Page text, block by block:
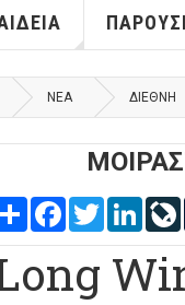
ΝΕΑ ΔΙΕΘΝΗ
Share FacebookTwitter